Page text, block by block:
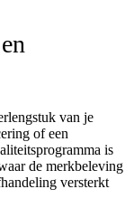
van je
of een
is
de merkbeleving
versterkt